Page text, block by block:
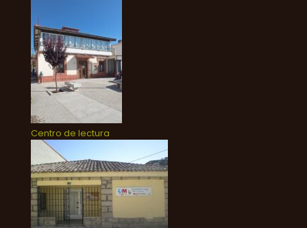
Centro de lectura